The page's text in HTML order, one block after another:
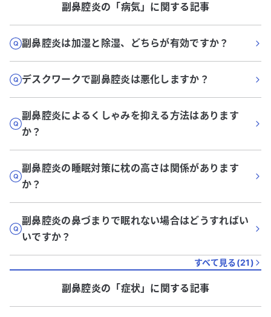
副鼻腔炎の「病気」に関する記事
副鼻腔炎は加湿と除湿、どちらが有効ですか？
デスクワークで副鼻腔炎は悪化しますか？
副鼻腔炎によるくしゃみを抑える方法はあります
か？
副鼻腔炎の睡眠対策に枕の高さは関係があります
か？
副鼻腔炎の鼻づまりで眠れない場合はどうすればい
いですか？
すべて見る(21)
副鼻腔炎の「症状」に関する記事